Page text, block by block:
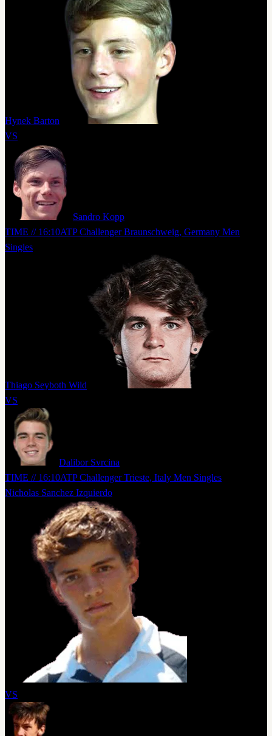
Hynek Barton
VS
Sandro Kopp
TIME // 16:10ATP Challenger Braunschweig, Germany Men
Singles
Thiago Seyboth Wild
VS
Dalibor Svrcina
TIME // 16:10ATP Challenger Trieste, Italy Men Singles
Nicholas Sanchez Izquierdo
VS